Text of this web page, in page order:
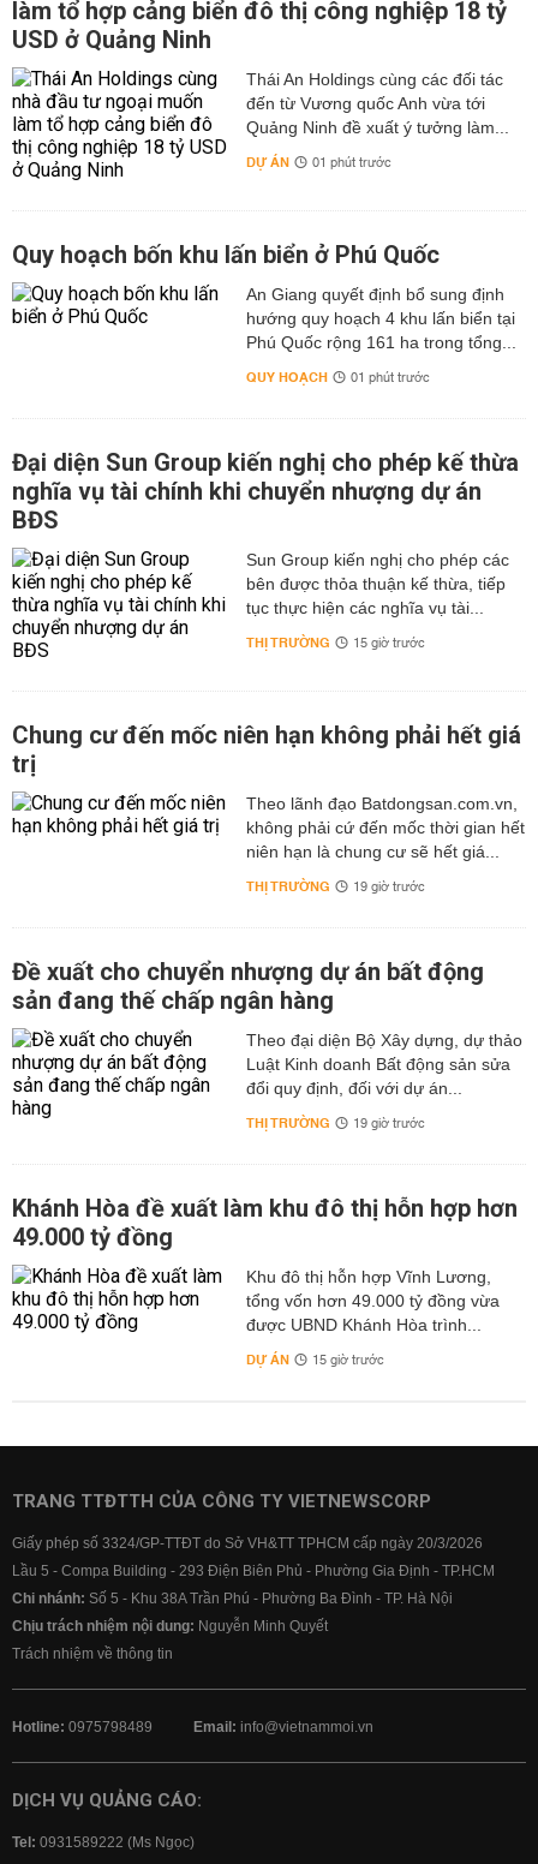
làm tổ hợp cảng biển đô thị công nghiệp 18 tỷ
USD ở Quảng Ninh
Thái An Holdings cùng các đối tác
đến từ Vương quốc Anh vừa tới
Quảng Ninh đề xuất ý tưởng làm...
DỰ ÁN 01 phút trước
Quy hoạch bốn khu lấn biển ở Phú Quốc
An Giang quyết định bổ sung định
hướng quy hoạch 4 khu lấn biển tại
Phú Quốc rộng 161 ha trong tổng...
QUY HOẠCH 01 phút trước
Đại diện Sun Group kiến nghị cho phép kế thừa
nghĩa vụ tài chính khi chuyển nhượng dự án
BĐS
Sun Group kiến nghị cho phép các
bên được thỏa thuận kế thừa, tiếp
tục thực hiện các nghĩa vụ tài...
THỊ TRƯỜNG 15 giờ trước
Chung cư đến mốc niên hạn không phải hết giá
trị
Theo lãnh đạo Batdongsan.com.vn,
không phải cứ đến mốc thời gian hết
niên hạn là chung cư sẽ hết giá...
THỊ TRƯỜNG 19 giờ trước
Đề xuất cho chuyển nhượng dự án bất động
sản đang thế chấp ngân hàng
Theo đại diện Bộ Xây dựng, dự thảo
Luật Kinh doanh Bất động sản sửa
đổi quy định, đối với dự án...
THỊ TRƯỜNG 19 giờ trước
Khánh Hòa đề xuất làm khu đô thị hỗn hợp hơn
49.000 tỷ đồng
Khu đô thị hỗn hợp Vĩnh Lương,
tổng vốn hơn 49.000 tỷ đồng vừa
được UBND Khánh Hòa trình...
DỰ ÁN 15 giờ trước
TRANG TTĐTTH CỦA CÔNG TY VIETNEWSCORP
Giấy phép số 3324/GP-TTĐT do Sở VH&TT TPHCM cấp ngày 20/3/2026
Lầu 5 - Compa Building - 293 Điện Biên Phủ - Phường Gia Định - TP.HCM
Chi nhánh: Số 5 - Khu 38A Trần Phú - Phường Ba Đình - TP. Hà Nội
Chịu trách nhiệm nội dung: Nguyễn Minh Quyết
Trách nhiệm về thông tin
Hotline: 0975798489 Email: info@vietnammoi.vn
DỊCH VỤ QUẢNG CÁO:
Tel: 0931589222 (Ms Ngọc)